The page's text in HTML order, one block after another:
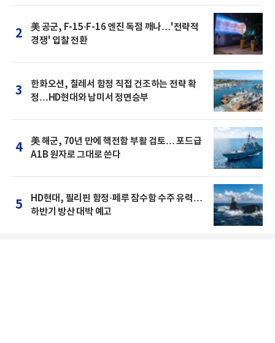
2
美 공군, F-15·F-16 엔진 독점 깨나…'전략적
경쟁' 입찰 전환
3
한화오션, 칠레서 함정 직접 건조하는 전략 확
정…HD현대와 남미서 정면승부
4
美 해군, 70년 만에 핵전함 부활 검토… 포드급
A1B 원자로 그대로 쓴다
5
HD현대, 필리핀 함정·페루 잠수함 수주 유력…
하반기 방산 대박 예고